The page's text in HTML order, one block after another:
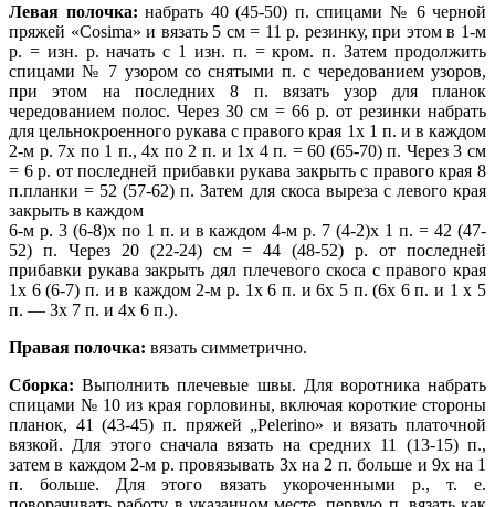
Левая полочка: набрать 40 (45-50) п. спицами № 6 черной
пряжей «Cosima» и вязать 5 см = 11 р. резинку, при этом в 1-м
р. = изн. р. начать с 1 изн. п. = кром. п. Затем продолжить
спицами № 7 узором со снятыми п. с чередованием узоров,
при этом на последних 8 п. вязать узор для планок
чередованием полос. Через 30 см = 66 р. от резинки набрать
для цельнокроенного рукава с правого края 1x 1 п. и в каждом
2-м р. 7х по 1 п., 4х по 2 п. и 1х 4 п. = 60 (65-70) п. Через 3 см
= 6 р. от последней прибавки рукава закрыть с правого края 8
п.планки = 52 (57-62) п. Затем для скоса выреза с левого края
закрыть в каждом
6-м р. 3 (6-8)х по 1 п. и в каждом 4-м р. 7 (4-2)х 1 п. = 42 (47-
52) п. Через 20 (22-24) см = 44 (48-52) р. от последней
прибавки рукава закрыть дял плечевого скоса с правого края
1х 6 (6-7) п. и в каждом 2-м р. 1х 6 п. и 6х 5 п. (6х 6 п. и 1 х 5
п. — Зх 7 п. и 4х 6 п.).
Правая полочка: вязать симметрично.
Сборка: Выполнить плечевые швы. Для воротника набрать
спицами № 10 из края горловины, включая короткие стороны
планок, 41 (43-45) п. пряжей „Pelerino» и вязать платочной
вязкой. Для этого сначала вязать на средних 11 (13-15) п.,
затем в каждом 2-м р. провязывать Зх на 2 п. больше и 9х на 1
п. больше. Для этого вязать укороченными р., т. е.